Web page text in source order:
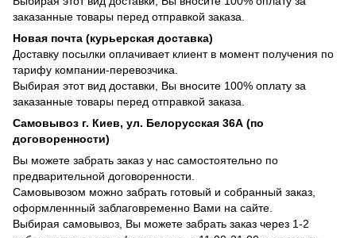
заказанные товары перед отправкой заказа.
Новая почта (курьерская доставка)
Доставку посылки оплачивает клиент в момент получения по
тарифу компании-перевозчика.
Выбирая этот вид доставки, Вы вносите 100% оплату за
заказанные товары перед отправкой заказа.
Самовывоз г. Киев, ул. Белорусская 36А (по
договоренности)
Вы можете забрать заказ у нас самостоятельно по
предварительной договоренности.
Самовывозом можно забрать готовый и собранный заказ,
оформленнный заблаговременно Вами на сайте.
Выбирая самовывоз, Вы можете забрать заказ через 1-2